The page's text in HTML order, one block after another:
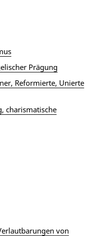
Prägung
Reformierte, Unierte
charismatische
von